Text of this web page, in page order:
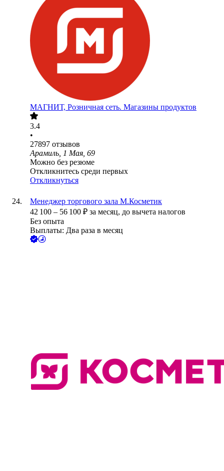
МАГНИТ, Розничная сеть. Магазины продуктов
3.4
•
27897 отзывов
Арамиль, 1 Мая, 69
Можно без резюме
Откликнитесь среди первых
Откликнуться
Менеджер торгового зала М.Косметик
42 100 – 56 100 ₽ за месяц, до вычета налогов
Без опыта
Выплаты: Два раза в месяц